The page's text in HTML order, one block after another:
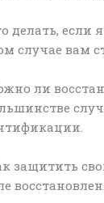
делать,
случае вам
ли
защитить